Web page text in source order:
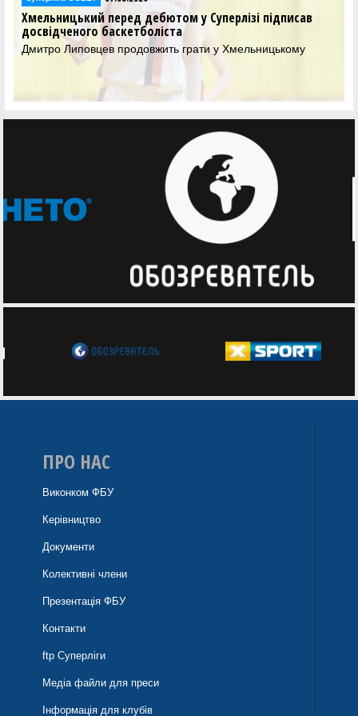
Хмельницький перед дебютом у Суперлізі підписав
досвідченого баскетболіста
Дмитро Липовцев продовжить грати у Хмельницькому
ПРО НАС
Виконком ФБУ
Керівництво
Документи
Колективні члени
Презентація ФБУ
Контакти
ftp Суперліги
Медіа файли для преси
Інформація для клубів